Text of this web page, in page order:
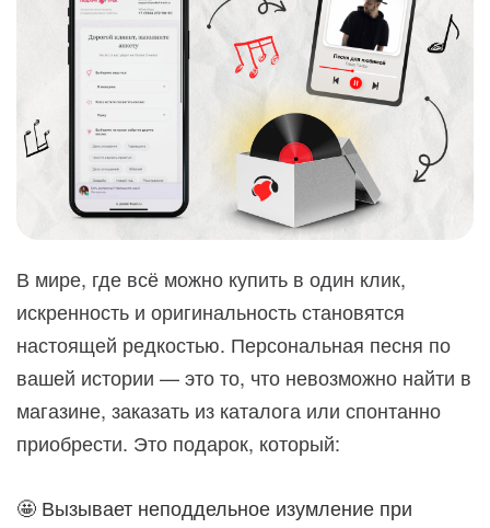
В мире, где всё можно купить в один клик,
искренность и оригинальность становятся
настоящей редкостью. Персональная песня по
вашей истории — это то, что невозможно найти в
магазине, заказать из каталога или спонтанно
приобрести. Это подарок, который:
🤩 Вызывает неподдельное изумление при